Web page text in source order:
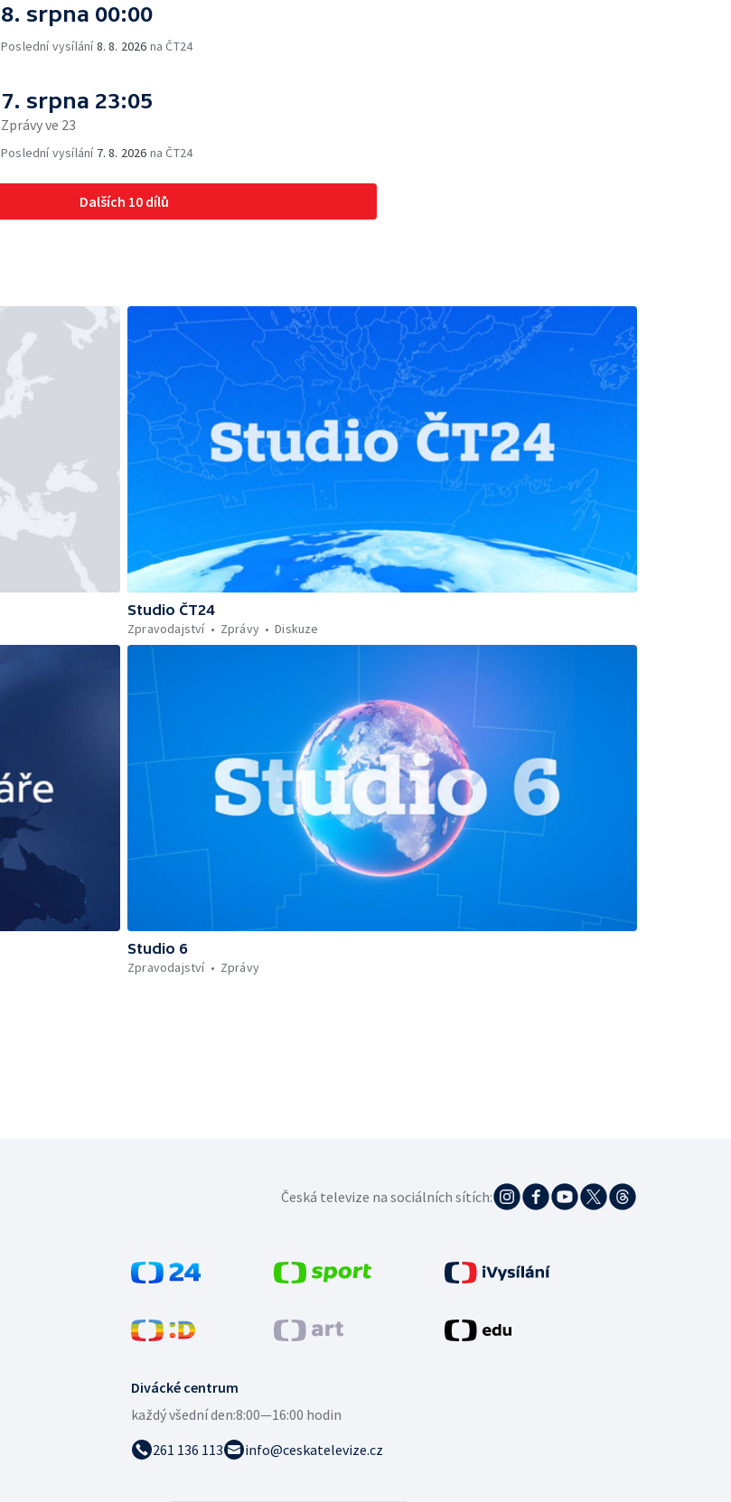
8. srpna 00:00
Poslední vysílání8. 8. 2026 na ČT24
7. srpna 23:05
Zprávy ve 23
Poslední vysílání 7. 8. 2026 na ČT24
Dalších 10 dílů
Studio ČT24
Zpravodajství
Zprávy Diskuze
Studio 6
Zpravodajství
Zprávy
Divácké centrum
každý všední den:8:00—16:00 hodin
261 136 113
info@ceskatelevize.cz
Česká televize na sociálních sítích: